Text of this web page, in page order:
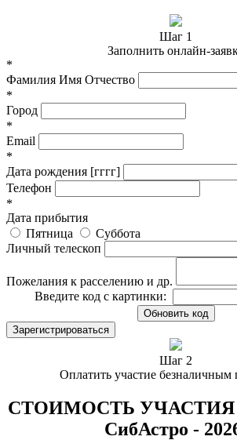
Шаг 1
Заполнить онлайн-
*
Фамилия Имя Отчество
*
Город
*
Email
*
Дата рождения [гггг]
Телефон
*
Дата прибытия
Пятница
Суббота
Личный телескоп
Пожелания к расселению и др.
Введите код с картинки:
Обновить код
Зарегистрироваться
Шаг 2
Оплатить участие безналичным
СТОИМОСТЬ
СибАстро -